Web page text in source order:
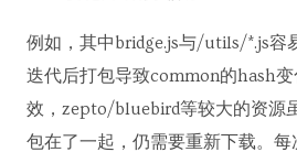
例如，其中bridge.js与/utils/*.js容
迭代后打包导致common的hash变
效，zepto/bluebird等较大的资源
包在了一起，仍需要重新下载。